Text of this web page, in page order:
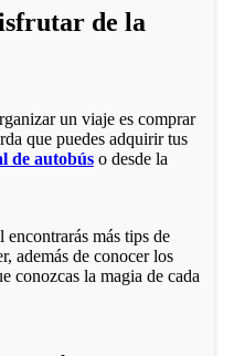
de la
un viaje es comprar
que puedes adquirir tus
de autobúso desde la
más tips de
además de conocer los
conozcas la magia de cada